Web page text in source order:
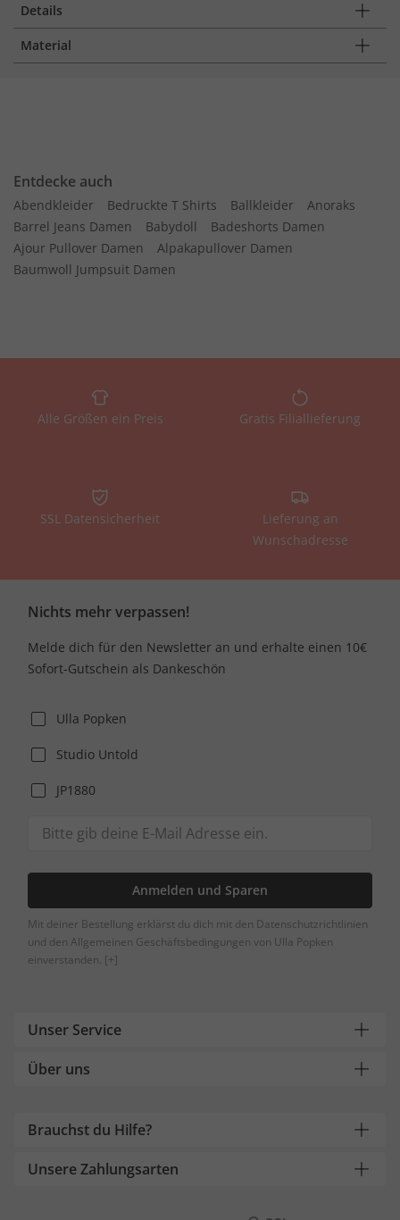
Details
Material
Entdecke auch
Abendkleider Bedruckte T Shirts Ballkleider
Anoraks
Barrel Jeans Damen
Babydoll
Badeshorts Damen
Ajour Pullover Damen
Alpakapullover Damen
Baumwoll Jumpsuit Damen
Alle Größen ein Preis Gratis Filiallieferung
SSL Datensicherheit
Lieferung an
Wunschadresse
Nichts mehr verpassen!
Melde dich für den Newsletter an und erhalte einen 10€
Sofort-Gutschein als Dankeschön
Ulla Popken
Studio Untold
JP1880
Anmelden und Sparen
Mit deiner Bestellung erklärst du dich mit den Datenschutzrichtlinien
und den Allgemeinen Geschäftsbedingungen von Ulla Popken
einverstanden. [+]
Unser Service
Über uns
Brauchst du Hilfe?
Unsere Zahlungsarten